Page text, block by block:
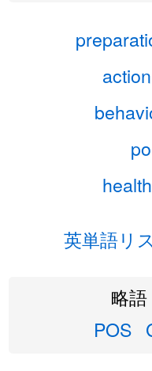
英単語リ
略
POS